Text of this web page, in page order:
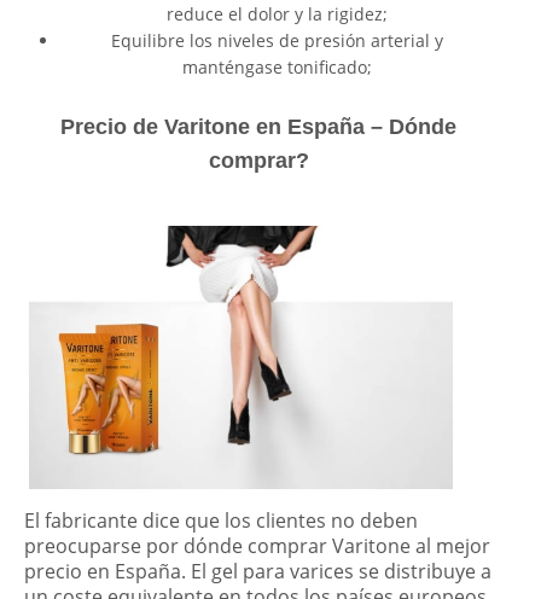
reduce el dolor y la rigidez;
Equilibre los niveles de presión arterial y
manténgase tonificado;
Precio de Varitone en España – Dónde
comprar?
El fabricante dice que los clientes no deben
preocuparse por dónde comprar Varitone al mejor
precio en España. El gel para varices se distribuye a